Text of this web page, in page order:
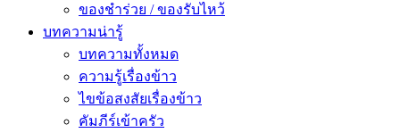
ของชำร่วย / ของรับไหว้
บทความน่ารู้
บทความทั้งหมด
ความรู้เรื่องข้าว
ไขข้อสงสัยเรื่องข้าว
คัมภีร์เข้าครัว